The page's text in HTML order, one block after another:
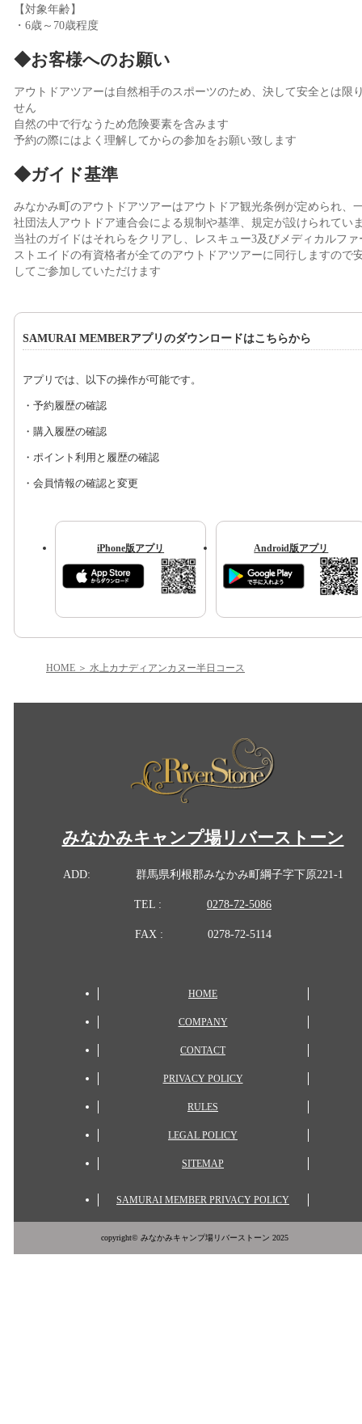
【対象年齢】
・6歳～70歳程度
◆お客様へのお願い
アウトドアツアーは自然相手のスポーツのため、決して安全とは限
せん
自然の中で行なうため危険要素を含みます
予約の際にはよく理解してからの参加をお願い致します
◆ガイド基準
みなかみ町のアウトドアツアーはアウトドア観光条例が定められ、
社団法人アウトドア連合会による規制や基準、規定が設けられてい
当社のガイドはそれらをクリアし、レスキュー3及びメディカルファ
ストエイドの有資格者が全てのアウトドアツアーに同行しますので
してご参加していただけます
SAMURAI MEMBERアプリのダウンロードはこちらから
アプリでは、以下の操作が可能です。
・予約履歴の確認
・購入履歴の確認
・ポイント利用と履歴の確認
・会員情報の確認と変更
iPhone版アプリ Android版アプリ
HOME 水上カナディアンカヌー半日コース
みなかみキャンプ場リバーストーン
ADD: 群馬県利根郡みなかみ町綱子字下原221-1
TEL : 0278-72-5086
FAX : 0278-72-5114
HOME
COMPANY
CONTACT
PRIVACY POLICY
RULES
LEGAL POLICY
SITEMAP
SAMURAI MEMBER PRIVACY POLICY
copyright© みなかみキャンプ場リバーストーン 2025